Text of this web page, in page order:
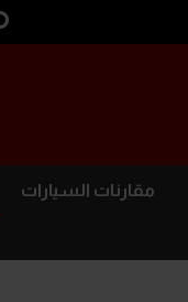
مقارنات السيارات